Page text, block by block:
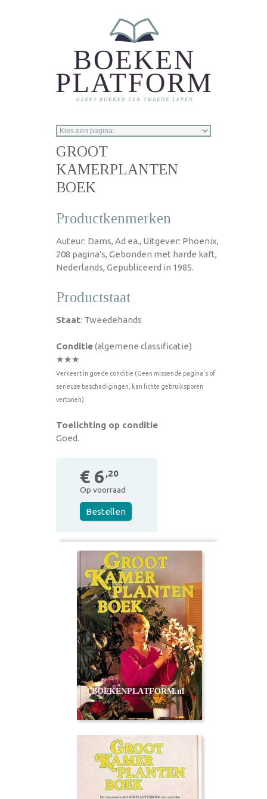
GROOT
KAMERPLANTEN
BOEK
Productkenmerken
Auteur: Dams, Ad ea., Uitgever: Phoenix,
208 pagina's, Gebonden met harde kaft,
Nederlands, Gepubliceerd in 1985.
Productstaat
Staat: Tweedehands
Conditie(algemene classificatie)
★★★
Verkeert in goede conditie (Geen missende pagina's of
serieuze beschadigingen, kan lichte gebruiksporen
vertonen)
Toelichting op conditie
Goed.
€ 6 ,20
Op voorraad
Bestellen